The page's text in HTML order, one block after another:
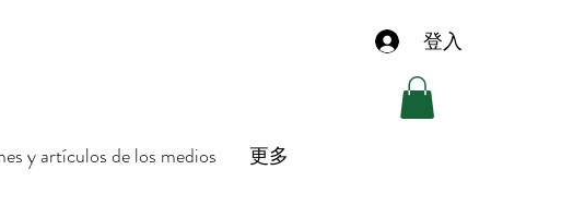
登入
y artículos de los medios 更多